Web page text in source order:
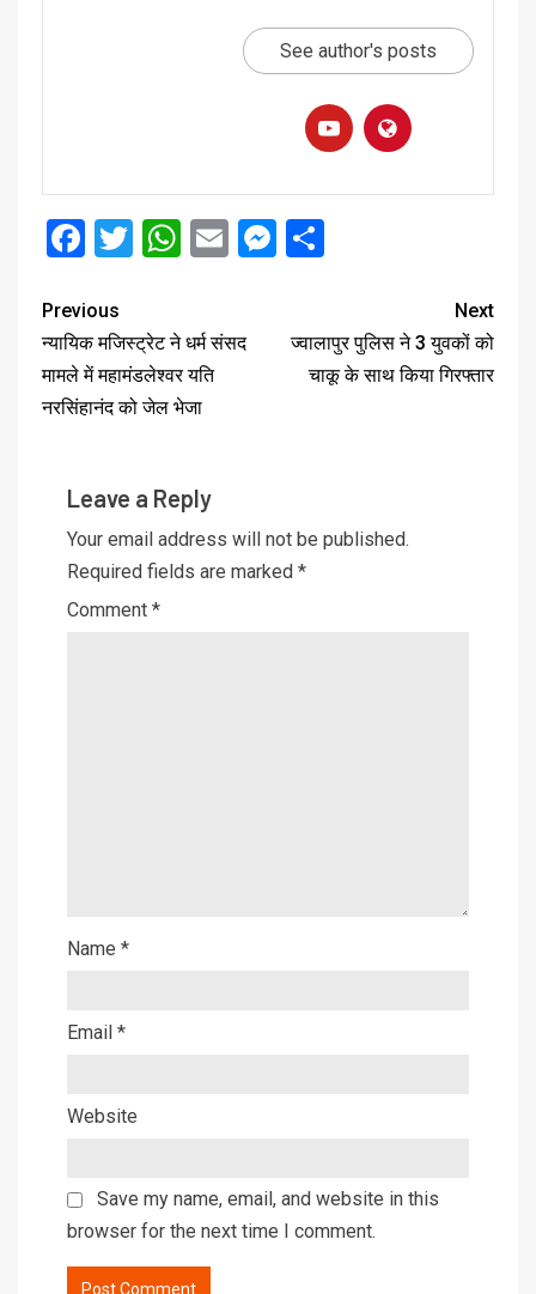
See author's posts
Facebook
Twitter
WhatsApp
EmailMessenger
Previous
न्यायिक मजिस्ट्रेट ने धर्म संसद
मामले में महामंडलेश्वर यति
नरसिंहानंद को जेल भेजा
Next
ज्वालापुर पुलिस ने 3 युवकों को
चाकू के साथ किया गिरफ्तार
Leave a Reply
Your email address will not be published.
Required fields are marked *
Comment *
Name *
Email *
Website
Save my name, email, and website in this
browser for the next time I comment.